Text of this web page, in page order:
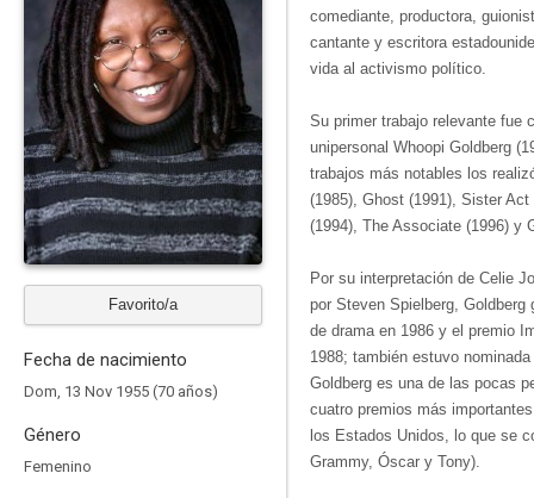
Favorito/a
Fecha de nacimiento
Dom, 13 Nov 1955 (70 años)
Género
Femenino
comediante, productora,
cantante y escritora
vida al activismo político.
Su primer trabajo relevante fue
unipersonal Whoopi Goldberg
trabajos más notables los
(1985), Ghost (1991), Sister
(1994), The Associate (1996) y
Por su interpretación de Celie
por Steven Spielberg,
de drama en 1986 y el premio
1988; también estuvo
Goldberg es una de las pocas
cuatro premios más
los Estados Unidos, lo que se
Grammy, Óscar y Tony).